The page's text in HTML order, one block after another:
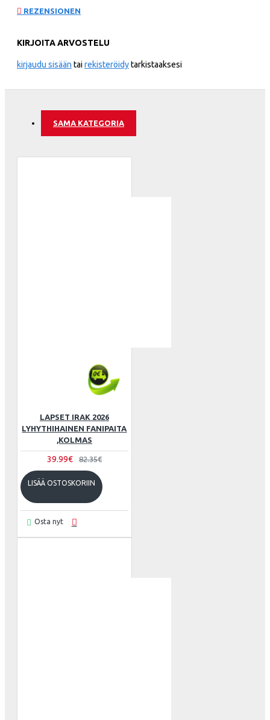
REZENSIONEN
KIRJOITA ARVOSTELU
kirjaudu sisään tairekisteröidytarkistaaksesi
SAMA KATEGORIA
LAPSET IRAK 2026
LYHYTHIHAINEN FANIPAITA
,KOLMAS
39.99€ 82.35€
LISÄÄ OSTOSKORIIN
Osta nyt